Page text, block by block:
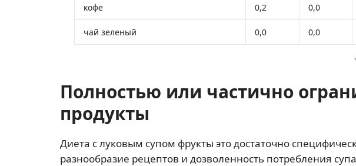
кофе 0,2 0,0
чай зеленый 0,0 0,0
Полностью или частично
продукты
Диета с луковым супом фрукты это достаточно
разнообразие рецептов и дозволенность потребления